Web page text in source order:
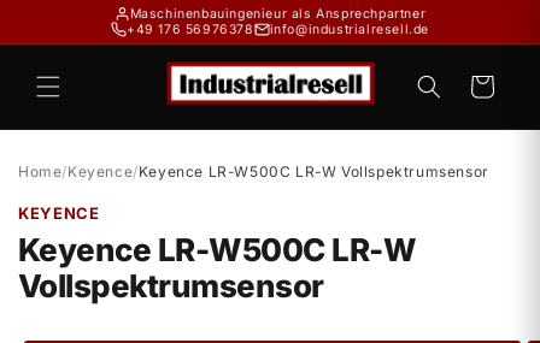
Inhalt
Maschinenbauingenieur als Ansprechpartner
+49 176 56976378
info@industrialresell.de
Warenkorb
Home/Keyence/Keyence LR-W500C LR-W Vollspektrumsensor
KEYENCE
Keyence LR-W500C LR-W
Vollspektrumsensor